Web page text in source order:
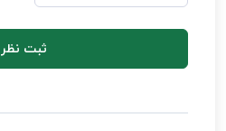
ثبت نظر